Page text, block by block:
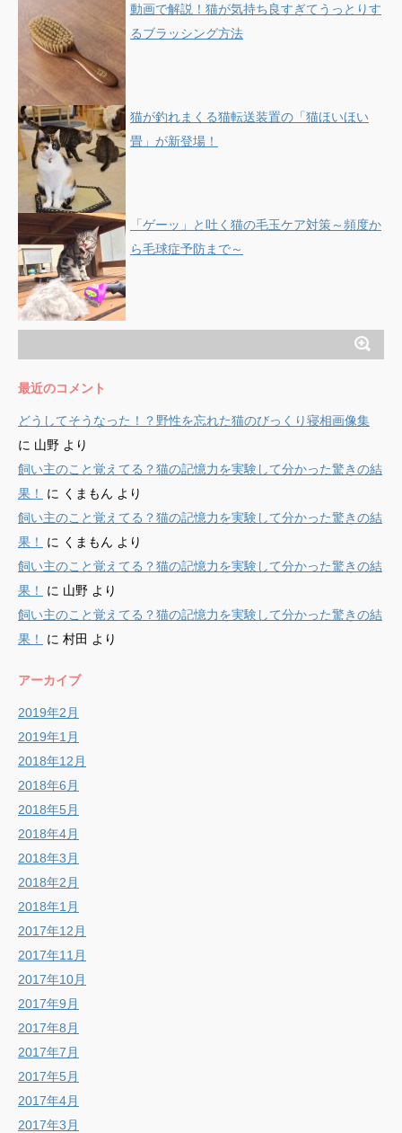
動画で解説！猫が気持ち良すぎてうっとりす
るブラッシング方法
猫が釣れまくる猫転送装置の「猫ほいほい
畳」が新登場！
「ゲーッ」と吐く猫の毛玉ケア対策～頻度か
ら毛球症予防まで～
最近のコメント
どうしてそうなった！？野性を忘れた猫のびっくり寝相画像集
に 山野 より
飼い主のこと覚えてる？猫の記憶力を実験して分かった驚きの結
果！
に くまもん より
飼い主のこと覚えてる？猫の記憶力を実験して分かった驚きの結
果！
に くまもん より
飼い主のこと覚えてる？猫の記憶力を実験して分かった驚きの結
果！
に 山野 より
飼い主のこと覚えてる？猫の記憶力を実験して分かった驚きの結
果！
に 村田 より
アーカイブ
2019年2月
2019年1月
2018年12月
2018年6月
2018年5月
2018年4月
2018年3月
2018年2月
2018年1月
2017年12月
2017年11月
2017年10月
2017年9月
2017年8月
2017年7月
2017年5月
2017年4月
2017年3月